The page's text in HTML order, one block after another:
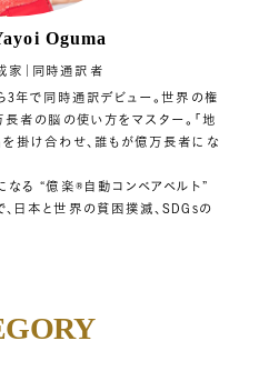
Oguma
家｜同時通訳者
3年で同時通訳デビュー。世界の権
者の脳の使い方をマスター。「地
を掛け合わせ、誰もが億万長者にな
る “億楽®自動コンベアベルト”
日本と世界の貧困撲滅、SDGsの